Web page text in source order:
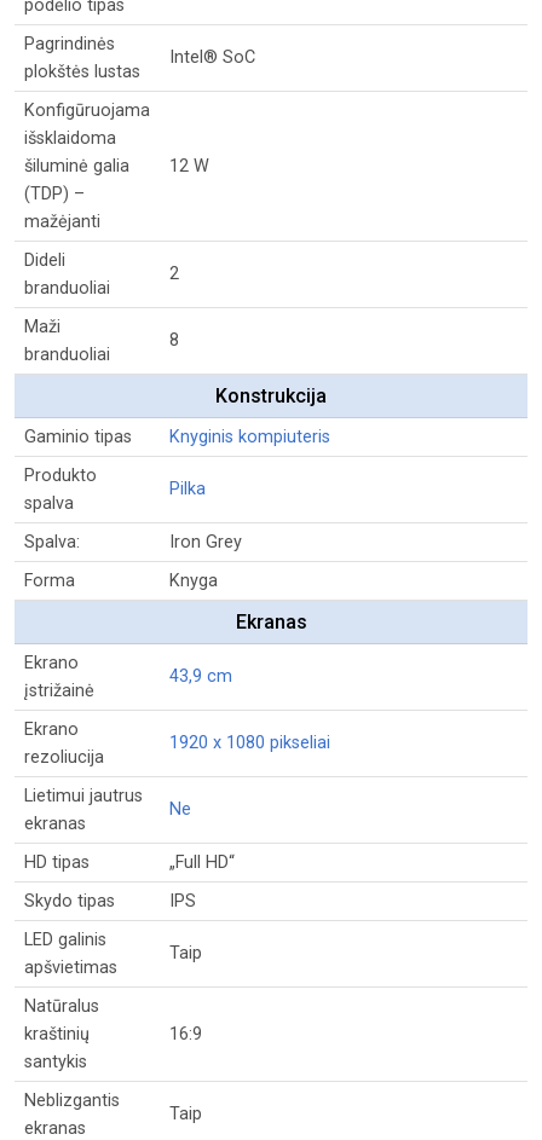
podėlio tipas
Pagrindinės
plokštės lustas
Intel® SoC
Konfigūruojama
išsklaidoma
šiluminė galia
(TDP) –
mažėjanti
12 W
Dideli
branduoliai
2
Maži
branduoliai
8
Konstrukcija
Gaminio tipas
Knyginis kompiuteris
Produkto
spalva
Pilka
Spalva:
Iron Grey
Forma
Knyga
Ekranas
Ekrano
įstrižainė
43,9 cm
Ekrano
rezoliucija
1920 x 1080 pikseliai
Lietimui jautrus
ekranas
Ne
HD tipas
„Full HD“
Skydo tipas
IPS
LED galinis
apšvietimas
Taip
Natūralus
kraštinių
santykis
16:9
Neblizgantis
ekranas
Taip